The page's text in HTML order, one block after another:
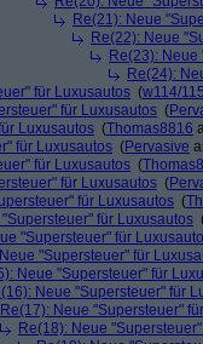
Re(21): Neue
Re(22): Neue
Re(23):
Re(24):
für Luxusautos (w114/
für Luxusautos (
Luxusautos (Thomas8816
für Luxusautos (Pervasive
für Luxusautos (
für Luxusautos (
für Luxusautos (
für Luxusautos
"Supersteuer" für
"Supersteuer" für
Neue "Supersteuer" für
Neue "Supersteuer" für
Re(17): Neue "Supersteuer"
Re(18): Neue